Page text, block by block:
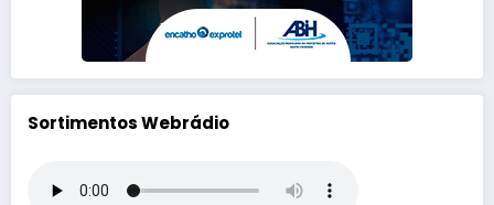
Sortimentos Webrádio